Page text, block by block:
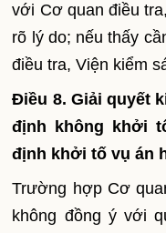
với Cơ quan điều
rõ lý do; nếu thấy
điều tra, Viện kiểm
Điều 8. Giải quyết
định không khởi
định khởi tố vụ án
Trường hợp Cơ
không đồng ý với